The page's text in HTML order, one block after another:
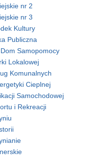
nr 2
nr 3
Kultury
Publiczna
Samopomocy
Lokalowej
Komunalnych
Cieplnej
Samochodowej
i Rekreacji